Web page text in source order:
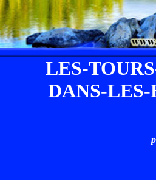
LES-
DANS-